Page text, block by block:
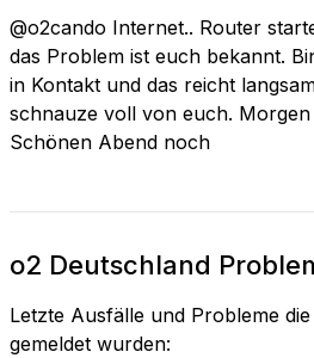
@o2cando Internet.. Router
das Problem ist euch bekannt.
in Kontakt und das reicht
schnauze voll von euch. Morgen
Schönen Abend noch
o2 Deutschland
Letzte Ausfälle und Probleme
gemeldet wurden: